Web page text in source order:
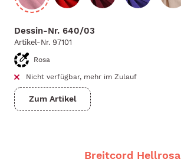
Dessin-Nr. 640/03
Artikel-Nr. 97101
Rosa
Nicht verfügbar, mehr im Zulauf
Zum Artikel
Breitcord Hellrosa